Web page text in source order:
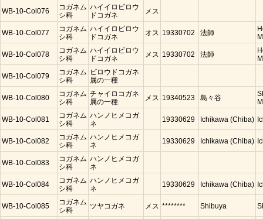
WB-10-Col076
コガネム
シ科
ハイイロビロウ
ドコガネ
メス
WB-10-Col077
コガネム
シ科
ハイイロビロウ
ドコガネ
オス 19330702 法師
WB-10-Col078
コガネム
シ科
ハイイロビロウ
ドコガネ
メス 19330702 法師
WB-10-Col079
コガネム
シ科
ビロウドコガネ
属の一種
WB-10-Col080
コガネム
シ科
チャイロコガネ
属の一種
メス 19340523 島々谷
WB-10-Col081
コガネム
シ科
ハンノヒメコガ
ネ
19330629 Ichikawa (Chiba)
WB-10-Col082
コガネム
シ科
ハンノヒメコガ
ネ
19330629 Ichikawa (Chiba)
WB-10-Col083
コガネム
シ科
ハンノヒメコガ
ネ
WB-10-Col084
コガネム
シ科
ハンノヒメコガ
ネ
19330629 Ichikawa (Chiba)
WB-10-Col085
コガネム
シ科
ツヤコガネ メス ******** Shibuya